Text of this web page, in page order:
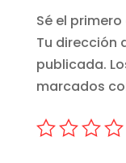
Sé el primero
Tu dirección
publicada.
marcados